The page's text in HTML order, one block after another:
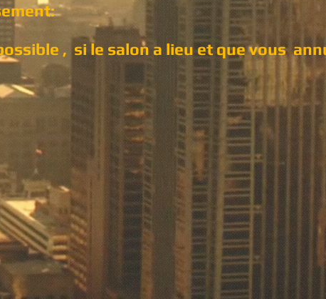
, si le salon a lieu et que vous